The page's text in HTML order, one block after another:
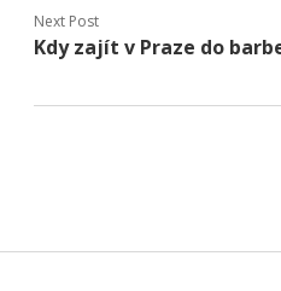
Next Post
Kdy zajít v Praze do